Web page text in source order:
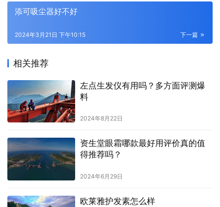
添可吸尘器好不好
下一篇
2024年3月21日 下午10:15
相关推荐
左点生发仪有用吗？多方面评测爆
料
2024年8月22日
资生堂眼霜哪款最好用评价真的值
得推荐吗？
2024年6月29日
欧莱雅护发素怎么样